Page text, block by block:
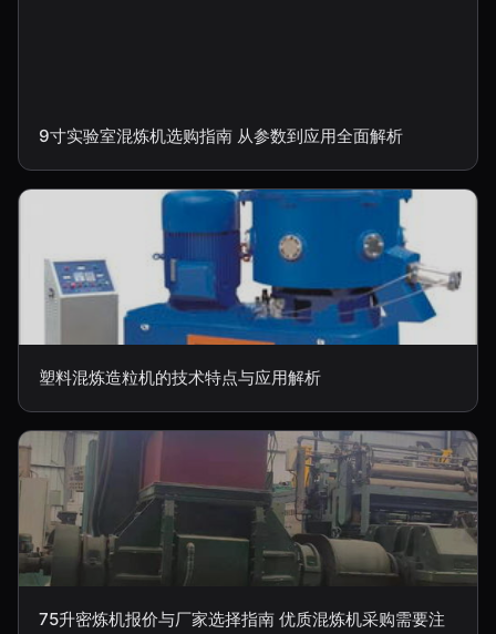
9寸实验室混炼机选购指南 从参数到应用全面解析
塑料混炼造粒机的技术特点与应用解析
75升密炼机报价与厂家选择指南 优质混炼机采购需要注